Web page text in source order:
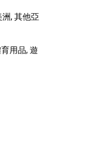
, 其他亞
用品, 遊